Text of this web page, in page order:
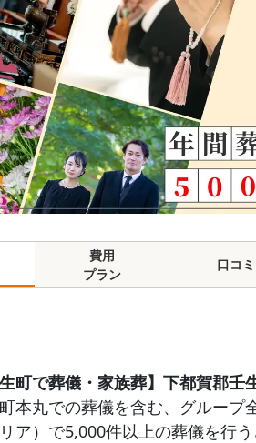
費用
プラン
口コミ
生町で葬儀・家族葬】下都賀郡壬
本丸での葬儀を含む、グルー
ア）で5,000件以上の葬儀を行